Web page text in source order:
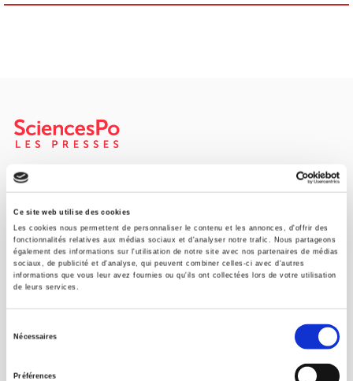
Ce site web utilise des cookies
Les cookies nous permettent de personnaliser le contenu et les annonces, d'offrir des
fonctionnalités relatives aux médias sociaux et d'analyser notre trafic. Nous partageons
également des informations sur l'utilisation de notre site avec nos partenaires de médias
sociaux, de publicité et d'analyse, qui peuvent combiner celles-ci avec d'autres
informations que vous leur avez fournies ou qu'ils ont collectées lors de votre utilisation
de leurs services.
Nécessaires
Préférences
Maison d'édition dédiée aux sciences humaines et sociales, les
Presses de Sciences Po participent depuis leur création en 1976
à la transmission des savoirs et des idées
CONTACTS
FOREIGN RIGHTS
POUR LES LIBRAIRES
CONDITIONS GÉNÉRALES